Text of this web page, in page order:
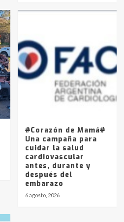
#Corazón de Mamá#
Una campaña para
cuidar la salud
cardiovascular
antes, durante y
después del
embarazo
6 agosto, 2026